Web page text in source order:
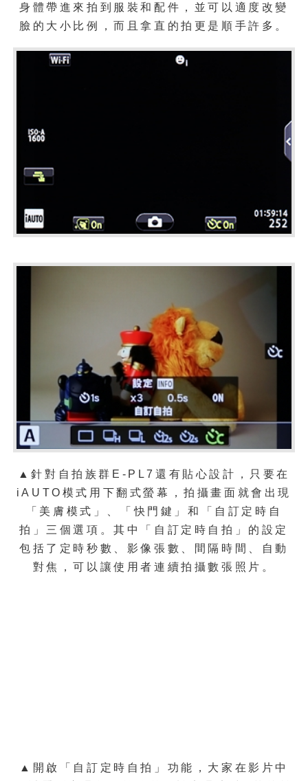
身體帶進來拍到服裝和配件，並可以適度改變
臉的大小比例，而且拿直的拍更是順手許多。
▲針對自拍族群E-PL7還有貼心設計，只要在
iAUTO模式用下翻式螢幕，拍攝畫面就會出現
「美膚模式」、「快門鍵」和「自訂定時自
拍」三個選項。其中「自訂定時自拍」的設定
包括了 定時秒數、影像張數、間隔時間、自動
對焦，可以讓使用者連續拍攝數張照片。
▲開啟「自訂定時自拍」功能，大家在影片中